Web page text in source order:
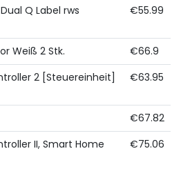
Q Label rws
€55.99
Weiß 2 Stk.
€66.9
2 [Steuereinheit]
€63.95
€67.82
II, Smart Home
€75.06